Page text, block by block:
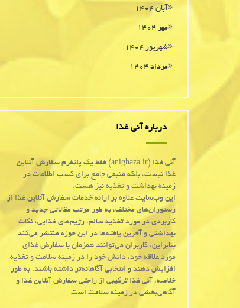
آبان ۱۴۰۴
مهر ۱۴۰۴
شهریور ۱۴۰۴
مرداد ۱۴۰۴
درباره آنی غذا
آنی غذا (anighaza.ir) فقط یک پلتفرم سفارش آنلاین
غذا نیست، بلکه منبعی جامع برای کسب اطلاعات در
زمینه بهداشت و تغذیه نیز هست.
این وب‌سایت علاوه بر ارائه خدمات سفارش آنلاین غذا از
رستوران‌های مختلف، به طور مرتب مقالاتی جدید و
کاربردی در مورد تغذیه سالم، رژیم‌های غذایی، نکات
بهداشتی و آخرین یافته‌ها در این حوزه منتشر می‌کند.
بنابراین، کاربران می‌توانند همزمان با سفارش غذای
مورد علاقه خود، دانش خود را در زمینه سلامت و تغذیه
افزایش دهند و انتخابی آگاهانه‌تر داشته باشند. به طور
خلاصه، آنی غذا ترکیبی از راحتی سفارش آنلاین غذا و
آگاهی‌بخشی در زمینه سلامت است.